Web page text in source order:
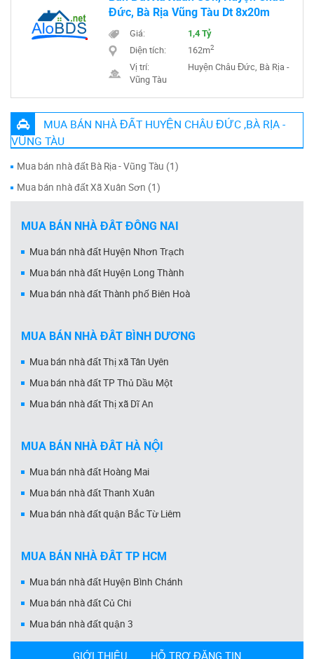
Đức, Bà Rịa Vũng Tàu Dt 8x20m
Giá: 1,4 Tỷ
Diện tích: 162m2
Vị trí:
Huyện Châu Đức, Bà Rịa -
Vũng Tàu
MUA BÁN NHÀ ĐẤT HUYỆN CHÂU ĐỨC ,BÀ RỊA -
VŨNG TÀU
Mua bán nhà đất Bà Rịa - Vũng Tàu (1)
Mua bán nhà đất Xã Xuân Sơn (1)
MUA BÁN NHÀ ĐẤT ĐỒNG NAI
Mua bán nhà đất Huyện Nhơn Trạch
Mua bán nhà đất Huyện Long Thành
Mua bán nhà đất Thành phố Biên Hoà
MUA BÁN NHÀ ĐẤT BÌNH DƯƠNG
Mua bán nhà đất Thị xã Tân Uyên
Mua bán nhà đất TP Thủ Dầu Một
Mua bán nhà đất Thị xã Dĩ An
MUA BÁN NHÀ ĐẤT HÀ NỘI
Mua bán nhà đất Hoàng Mai
Mua bán nhà đất Thanh Xuân
Mua bán nhà đất quận Bắc Từ Liêm
MUA BÁN NHÀ ĐẤT TP HCM
Mua bán nhà đất Huyện Bình Chánh
Mua bán nhà đất Củ Chi
Mua bán nhà đất quận 3
GIỚI THIỆU HỖ TRỢ ĐĂNG TIN